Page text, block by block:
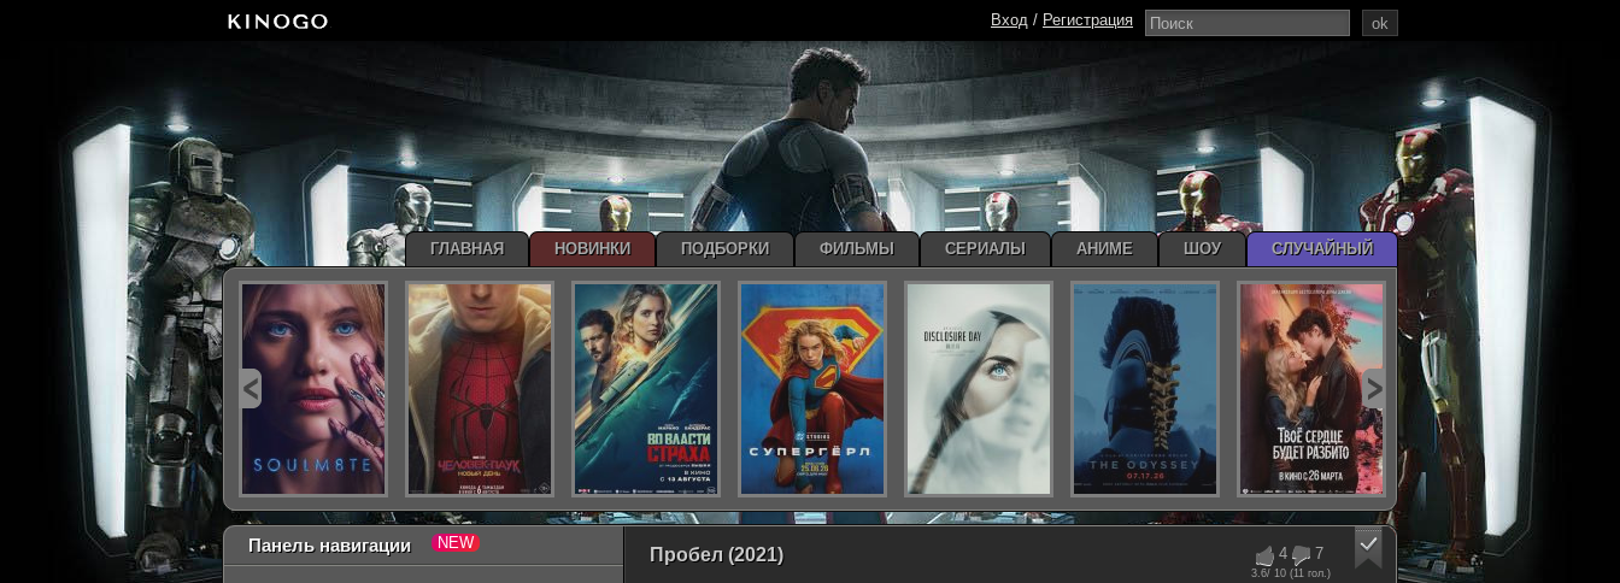
4 7
3.6/ 10 (11 гол.)
Пробел (2021)
Панель навигации
ok
Вход / Регистрация
ГЛАВНАЯ НОВИНКИ ПОДБОРКИ ФИЛЬМЫ СЕРИАЛЫ АНИМЕ ШОУ СЛУЧАЙНЫЙ